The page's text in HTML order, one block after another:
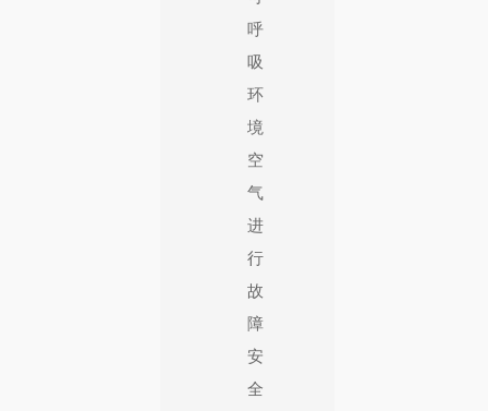
呼
吸
环
境
空
气
进
行
故
障
安
全